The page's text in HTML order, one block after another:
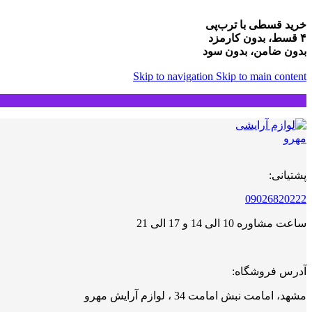
خرید قسطی با ترب‌پی
۴ قسط، بدون کارمزد
بدون ضامن، بدون سود
Skip to navigation Skip to main content
پشتیانی:
09026820222
ساعت مشاوره 10 الی 14 و 17 الی 21
آدرس فروشگاه:
مشهد، امامت نبش امامت 34 ، لوازم آرایش مهرو